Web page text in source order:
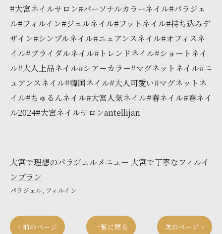
#大宮ネイルサロン#パーソナルカラーネイル#パラジェ
ル#フィルイン#ジェルネイル#フットネイル#持ち込みデ
ザイン#シンプルネイル#ニュアンスネイル#オフィスネ
イル#ブライダルネイル#トレンドネイル#ショートネイ
ル#大人上品ネイル#シアーカラー#マグネットネイル#ニ
ュアンスネイル#韓国ネイル#大人可愛い#マグネットネ
イル#ちゅるんネイル#大宮人気ネイル#春ネイル#春ネイ
ル2024#大宮ネイルサロンantellijan
大宮で理想のパラジェルメニュー 大宮で丁寧なフィルイ
ンプラン
パラジェル フィルイン
< 前のページ 一覧に戻る 次のページ >